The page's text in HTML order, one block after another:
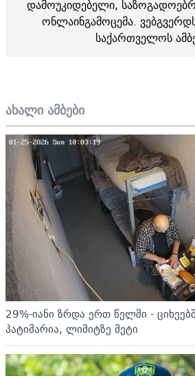
ახალი ამბები
29%-იანი ზრდა ერთ წელში -
პატიმარია, ლიმიტზე მეტი
დამოუკიდებელი,
ონლაინგამოცემა.
საქართველოს